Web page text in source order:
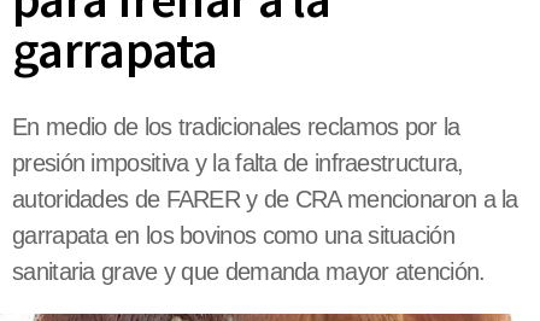
garrapata
En medio de los tradicionales reclamos por la
presión impositiva y la falta de infraestructura,
autoridades de FARER y de CRA mencionaron a la
garrapata en los bovinos como una situación
sanitaria grave y que demanda mayor atención.